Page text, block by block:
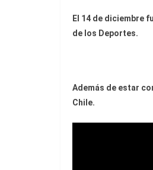
El 14 de diciembre
de los Deportes.
Además de estar
Chile.